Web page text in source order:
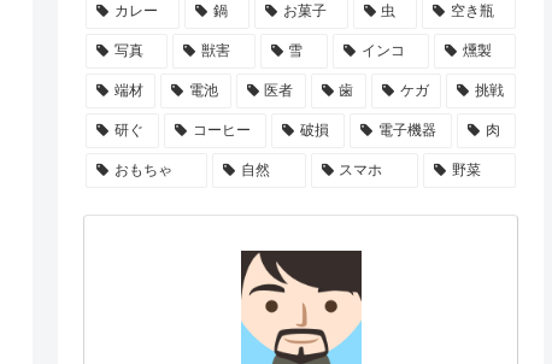
カレー 鍋 お菓子 虫 空き瓶
写真 獣害 雪 インコ 燻製
端材 電池 医者 歯 ケガ 挑戦
研ぐ コーヒー 破損 電子機器 肉
おもちゃ 自然 スマホ 野菜